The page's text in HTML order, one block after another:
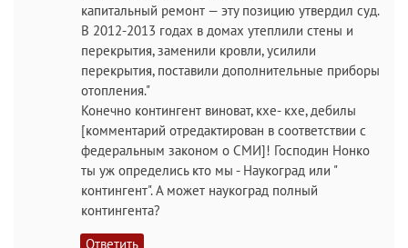
капитальный ремонт — эту позицию утвердил суд.
В 2012-2013 годах в домах утеплили стены и
перекрытия, заменили кровли, усилили
перекрытия, поставили дополнительные приборы
отопления."
Конечно контингент виноват, кхе- кхе, дебилы
[комментарий отредактирован в соответствии с
федеральным законом о СМИ]! Господин Нонко
ты уж определись кто мы - Наукоград или "
контингент". А может наукоград полный
контингента?
Ответить